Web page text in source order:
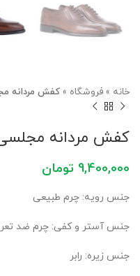
خانه » فروشگاه » کفش مردانه
کفش مردانه مجلسی
9,400,000 تومان
جنس رویه: چرم طبیعی
جنس آستر و کفی: چرم ضد
جنس زیره: رابر